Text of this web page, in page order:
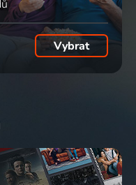
Vybrat